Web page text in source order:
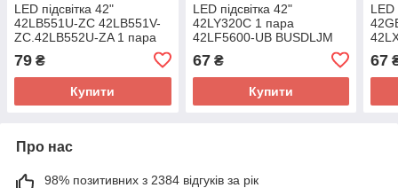
LED підсвітка 42"
42LB551U-ZC 42LB551V-
ZC.42LB552U-ZA 1 пара
42LF6500 42LF5600-UB
BUSDLJM 42LX330C-UA
BUSYLOR
79 ₴
Купити
LED підсвітка 42"
42LY320C 1 пара
42LF5600-UB BUSDLJM
42LB6500-UM 42LX330C-
UA BUSYLOR
67₴
Купити
LED
UA
67
Про нас
98% позитивних з 2384 відгуків за рік